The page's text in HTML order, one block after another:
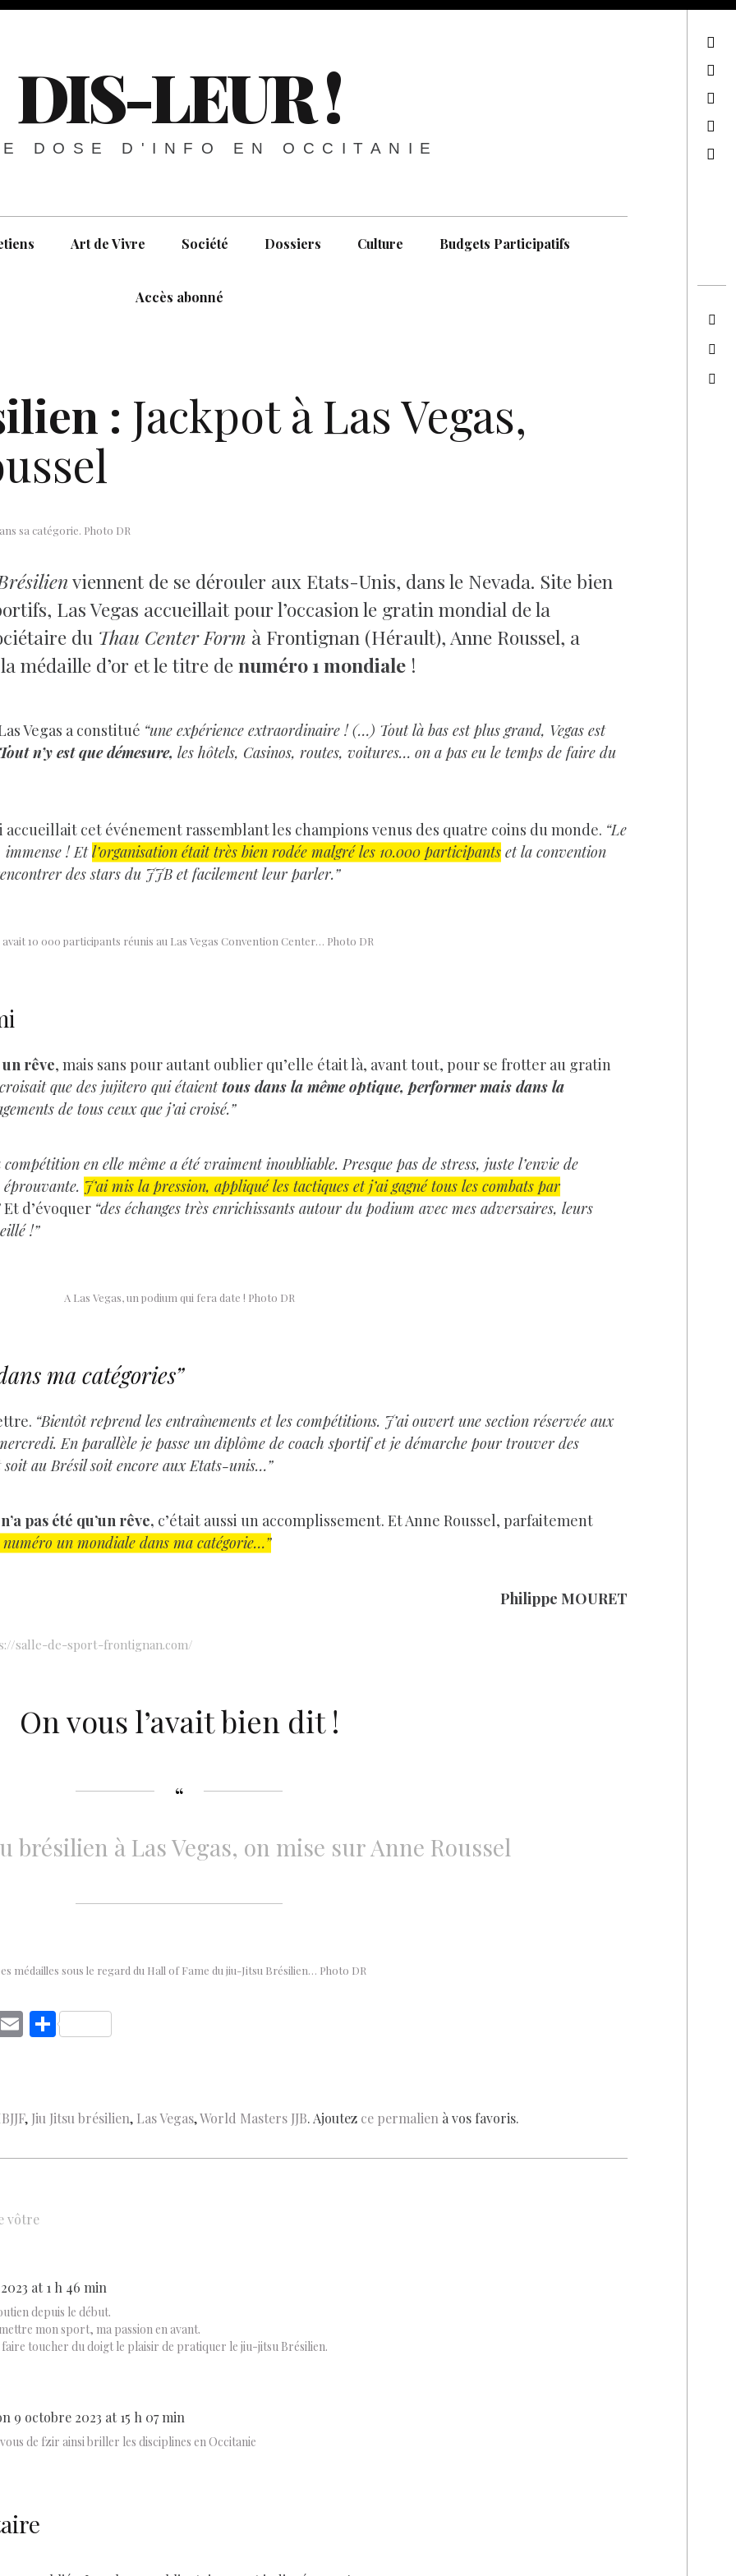
DIS-LEUR !
DOSE D'INFO EN OCCITANIE
Art de Vivre Société Dossiers Culture Budgets Participatifs
Accès abonné
: Jackpot à Las Vegas,
sa catégorie. Photo DR
viennent de se dérouler aux Etats-Unis, dans le Nevada. Site bien
Las Vegas accueillait pour l’occasion le gratin mondial de la
du Thau Center Form à Frontignan (Hérault), Anne Roussel, a
médaille d’or et le titre denuméro 1 mondiale !
Vegas a constitué “une expérience extraordinaire ! (…) Tout là bas est plus grand, Vegas est
Tout n’y est que démesure, les hôtels, Casinos, routes, voitures… on a pas eu le temps de faire du
cet événement rassemblant les champions venus des quatre coins du monde. “Le
immense ! Etl’organisation était très bien rodée malgré les 10.000 participants et la convention
des stars du JJB et facilement leur parler.”
avait 10 000 participants réunis au Las Vegas Convention Center… Photo DR
rêve, mais sans pour autant oublier qu’elle était là, avant tout, pour se frotter au gratin
croisait que des jujitero qui étaienttous dans la même optique, performer mais dans la
de tous ceux que j’ai croisé.”
compétition en elle même a été vraiment inoubliable. Presque pas de stress, juste l’envie de
J’ai mis la pression, appliqué les tactiques et j’ai gagné tous les combats par
Et d’évoquer “des échanges très enrichissants autour du podium avec mes adversaires, leurs
!”
A Las Vegas, un podium qui fera date ! Photo DR
ma catégories”
“Bientôt reprend les entraînements et les compétitions. J’ai ouvert une section réservée aux
En parallèle je passe un diplôme de coach sportif et je démarche pour trouver des
soit au Brésil soit encore aux Etats-unis…”
pas été qu’un rêve, c’était aussi un accomplissement. Et Anne Roussel, parfaitement
numéro un mondiale dans ma catégorie…”
Philippe MOURET
salle-de-sport-frontignan.com/
On vous l’avait bien dit !
brésilien à Las Vegas, on mise sur Anne Roussel
médailles sous le regard du Hall of Fame du jiu-Jitsu Brésilien… Photo DR
E S
, Jiu Jitsu brésilien, Las Vegas,World Masters JJB. Ajoutez ce permalien à vos favoris.
vôtre
at 1 h 46 min
depuis le début.
mon sport, ma passion en avant.
toucher du doigt le plaisir de pratiquer le jiu-jitsu Brésilien.
9 octobre 2023 at 15 h 07 min
de fzir ainsi briller les disciplines en Occitanie